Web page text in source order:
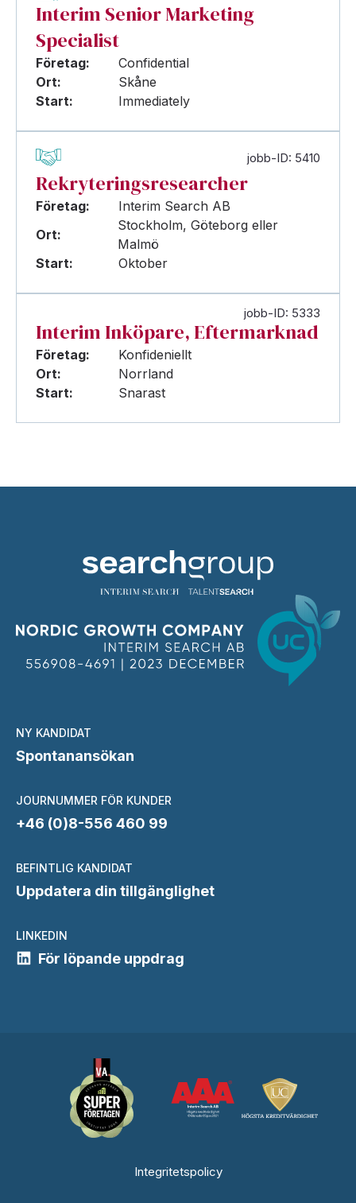
Interim Senior Marketing
Specialist
Företag:
Confidential
Ort:
Skåne
Start:
Immediately
jobb-ID: 5410
Rekryteringsresearcher
Företag:
Interim Search AB
Ort:
Stockholm, Göteborg eller
Malmö
Start:
Oktober
jobb-ID: 5333
Interim Inköpare, Eftermarknad
Företag:
Konfideniellt
Ort:
Norrland
Start:
Snarast
NY KANDIDAT
Spontanansökan
JOURNUMMER FÖR KUNDER
+46 (0)8-556 460 99
BEFINTLIG KANDIDAT
Uppdatera din tillgänglighet
LINKEDIN
För löpande uppdrag
Integritetspolicy